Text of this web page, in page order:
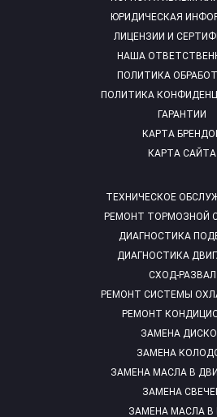
ТЕХНИЧЕСКОЕ
РЕМОНТ ТОРМОЗНОЙ
ДИАГНОСТИКА
ДИАГНОСТИКА
СХОД-РАЗВАЛ
РЕМОНТ СИСТЕМЫ
РЕМОНТ
ЗАМЕНА
ЗАМЕНА
ЗАМЕНА МАСЛА В
ЗАМЕНА
ЗАМЕНА МАСЛА В
ЮРИДИЧЕСКАЯ
ЛИЦЕНЗИИ И
НАША
ПОЛИТИКА
ПОЛИТИКА
ГАРАНТИИ
КАРТА
КАРТА САЙТА